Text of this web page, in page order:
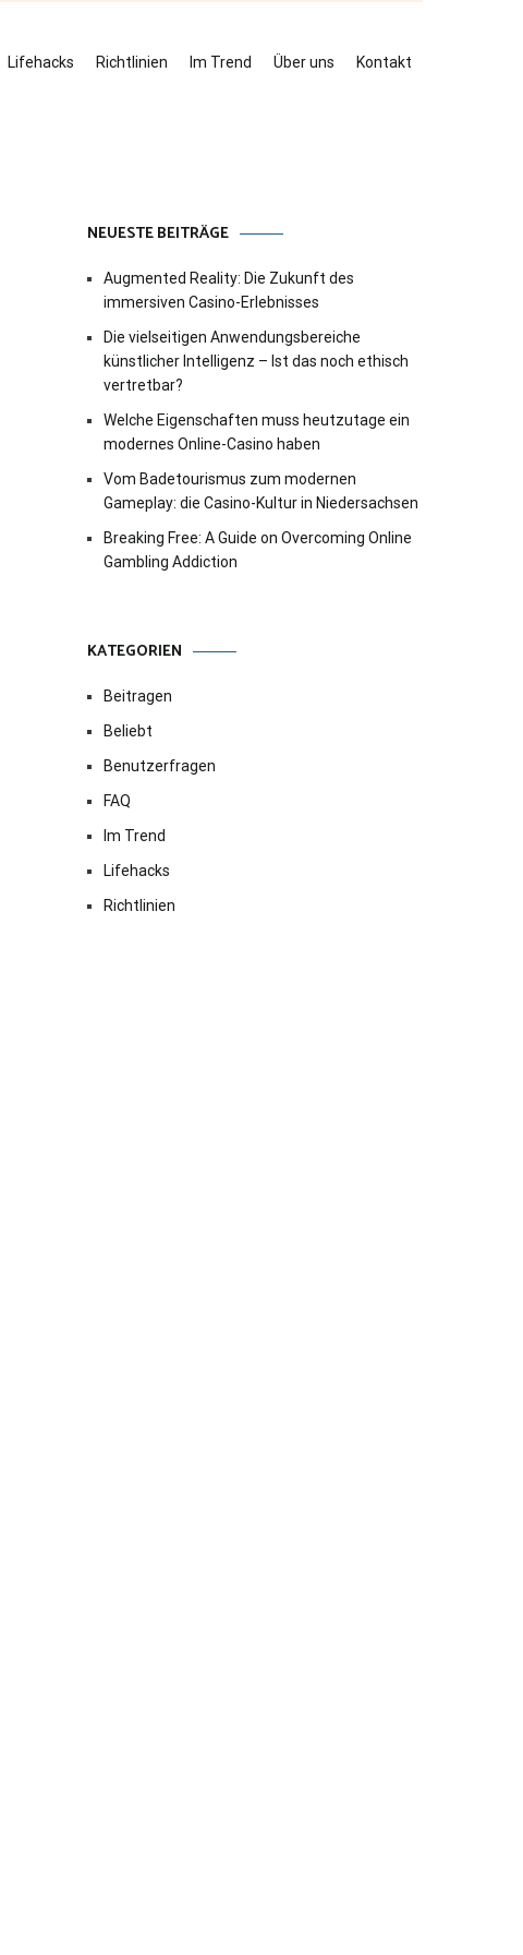
Lifehacks Richtlinien Im Trend Über uns Kontakt
NEUESTE BEITRÄGE
Augmented Reality: Die Zukunft des
immersiven Casino-Erlebnisses
Die vielseitigen Anwendungsbereiche
künstlicher Intelligenz – Ist das noch ethisch
vertretbar?
Welche Eigenschaften muss heutzutage ein
modernes Online-Casino haben
Vom Badetourismus zum modernen
Gameplay: die Casino-Kultur in Niedersachsen
Breaking Free: A Guide on Overcoming Online
Gambling Addiction
KATEGORIEN
Beitragen
Beliebt
Benutzerfragen
FAQ
Im Trend
Lifehacks
Richtlinien